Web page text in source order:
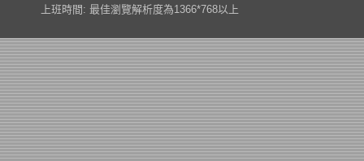
上班時間: 最佳瀏覽解析度為1366*768以上